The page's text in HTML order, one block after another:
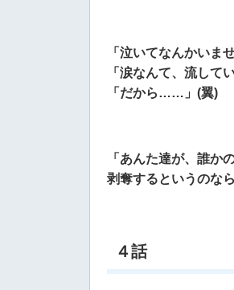
「泣いてなんかいま
「涙なんて、流して
「だから……」(翼)
「あんた達が、誰か
剥奪するというのな
４話